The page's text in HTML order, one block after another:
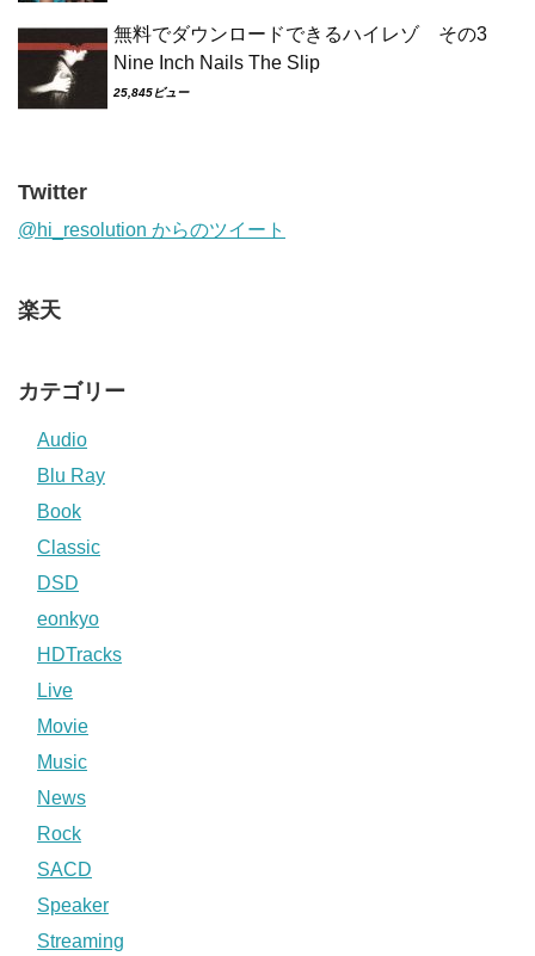
無料でダウンロードできるハイレゾ その3
Nine Inch Nails The Slip
25,845ビュー
Twitter
@hi_resolution からのツイート
楽天
カテゴリー
Audio
Blu Ray
Book
Classic
DSD
eonkyo
HDTracks
Live
Movie
Music
News
Rock
SACD
Speaker
Streaming